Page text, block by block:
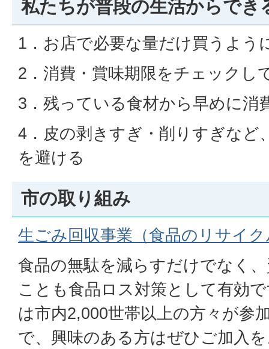
私たちが普段の生活からでき
1．お店で必要な量だけ買うよう
2．消費・賞味期限をチェックし
3．残っている食材から早めに消
4．皮の剥きすぎ・削りすぎなど
を避ける
市の取り組み
生ごみ回収事業（食品のリサイ
食品の無駄を減らすだけでなく
ことも食品ロス対策として有効
は市内2,000世帯以上の方々が参
で、興味のある方はぜひご加入